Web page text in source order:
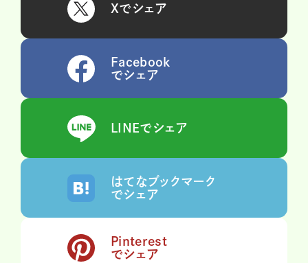
Xでシェア
Facebook
でシェア
LINEでシェア
はてなブックマーク
でシェア
Pinterest
でシェア